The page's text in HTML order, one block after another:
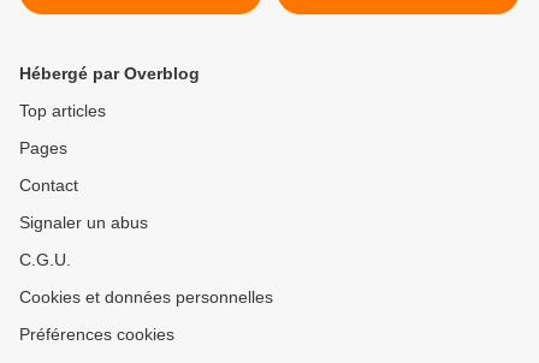
2019 >
Hébergé par Overblog
Top articles
Pages
Contact
Signaler un abus
C.G.U.
Cookies et données personnelles
Préférences cookies